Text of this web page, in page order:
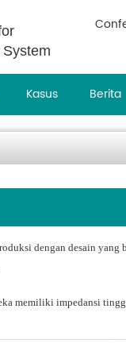
Kasus Berita
dengan desain yang
memiliki impedansi